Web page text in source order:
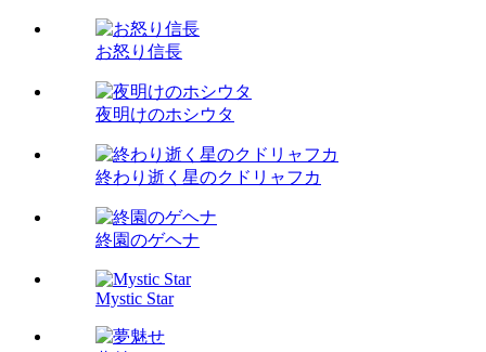
お怒り信長
夜明けのホシウタ
終わり逝く星のクドリャフカ
終園のゲヘナ
Mystic Star